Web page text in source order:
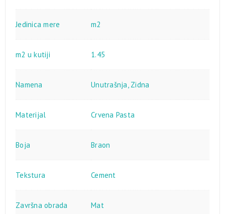
Jedinica mere m2
m2 u kutiji 1.45
Namena Unutrašnja, Zidna
Materijal Crvena Pasta
Boja Braon
Tekstura Cement
Završna obrada Mat